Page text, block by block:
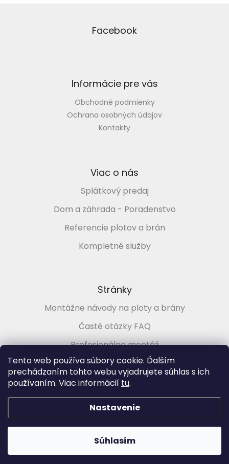
Tento web používa súbory cookie. Ďalším
prechádzaním tohto webu vyjadrujete súhlas s ich
používaním. Viac informácií tu.
Nastavenie
Súhlasím
e
p
v
p
i
s
u
Facebook
Informácie pre vás
Obchodné podmienky
Ochrana osobných údajov
Kontakty
Viac o nás
Splátkový predaj
Dom a záhrada - Poradenstvo
Referencie plotov a brán
Kompletné služby
Stránky
Montážne návody na ploty a brány
Časté otázky FAQ
Profesionálna montáž
Poradenstvo zadarmo
Vytvoril Shoptet &
PLOTMARKET.sk, Ploty a brány pre každého
Všetky práva vyhradené.